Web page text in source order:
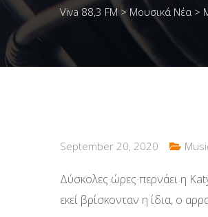
Viva 88,3 FM> Μουσικά Νέα >
September 20, 2020
Δύσκολες ώρες περνάει η
εκεί βρίσκονταν η ίδια, ο